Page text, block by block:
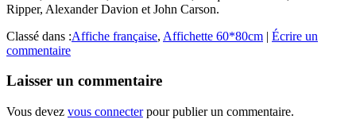
Ripper, Alexander Davion et John Carson.
Classé dans :Affiche française, Affichette 60*80cm | Écrire un
commentaire
Laisser un commentaire
Vous devez vous connecterpour publier un commentaire.